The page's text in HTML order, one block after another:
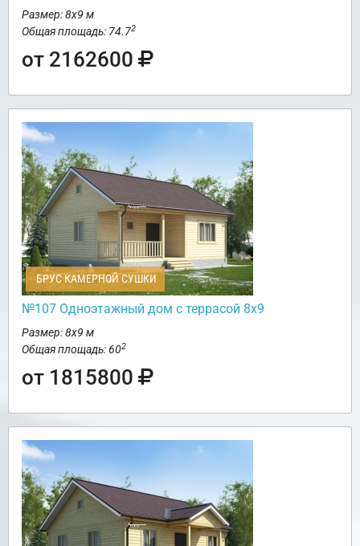
Размер: 8х9 м
Общая площадь: 74.72
от 2162600
БРУС КАМЕРНОЙ СУШКИ
№107 Одноэтажный дом с террасой 8х9
Размер: 8х9 м
Общая площадь: 602
от 1815800